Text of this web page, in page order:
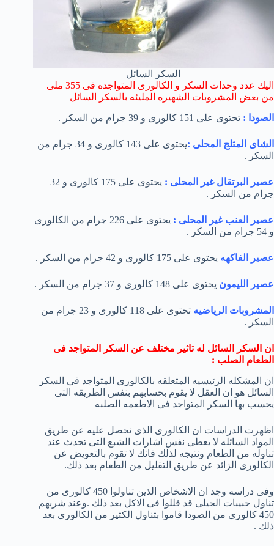
السكر السائل
اليك عدد وحدات السكر و الكالورى المتواجده فى 355 ملى
من بعض المشروبات الشهيره المليئه بالسكر السائل
الصودا : تحتوى على 151 كالورى و 39 جرام من السكر .
الشاى المثلج المحلى :
يحتوى على 143 كالورى و 34 جرام من
السكر .
عصير البرتقال غير المحلى :
يحتوى على 175 كالورى و 32
جرام من السكر .
عصير العنب غير المحلى :
يحتوى على 226 جرام من الكالورى
و 54 جرام من السكر .
عصير الفاكهه يحتوى على 175 كالورى و 42 جرام من السكر .
عصير الليمون يحتوى على 148 كالورى و 37 جرام من السكر .
المشروبات الرياضيه
تحتوى على 118 كالورى و 23 جرام من
السكر .
ان السكر السائل له تاثير مختلف عن السكر المتواجد فى
الطعام الصلب :
ان المشكله الرئيسيه المتعلقه بالكالورى المتواجد فى السكر
السائل هو ان العقل لا يقوم بحسابهم بنفس الطريقه التى
يحسب بها السكر المتواجد فى الاطعمه الصلبه
اظهرت الدراسات ان الكالورى الذى نحصل عليه عن طريق
المواد السائله لا يعطى نفس اشارات الشبع التى تحدث عند
تناوله من الطعام ونتيجه لذلك فانك لا تقوم بالتعويض عن
الكالورى الزائد عن طريق التقليل من الطعام بعد ذلك.
وفى دراسه وجد ان الاشخاص الذين تناولوا 450 كالورى من
تناول حبيبات الجيلى قد قللوا فى الاكل بعد ذلك .وعند شربهم
450 كالورى من الصودا قاموا بتناول الكثير من الكالورى بعد
ذلك .